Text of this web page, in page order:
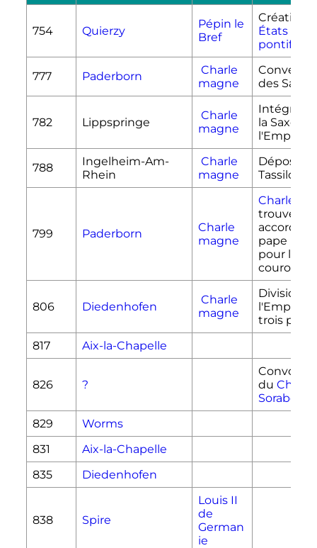
754 Quierzy
Pépin le
Bref
Création
États
777 Paderborn
Charle
magne
des
782 Lippspringe
Charle
magne
la Saxe à
l'Empire
788
Ingelheim-Am-
Rhein
Charle
magne
Tassilon III
799 Paderborn
Charle
magne
trouve un
accord
pape
pour le
806 Diedenhofen
Charle
magne
Division
l'Empire
trois
817
Aix-la-Chapelle
826 ?
du Chef
Sorabes
829
Worms
831
Aix-la-Chapelle
835
Diedenhofen
838 Spire
Louis II
de
German
ie